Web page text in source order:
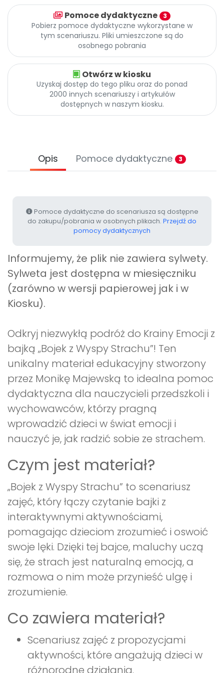
Archiwalne numery
Pomoc
PromocjePomoce dydaktyczne 3
Pobierz pomoce dydaktyczne wykorzystane w
tym scenariuszu. Pliki umieszczone są do
osobnego pobrania
Otwórz w kiosku
Uzyskaj dostęp do tego pliku oraz do ponad
2000 innych scenariuszy i artykułów
dostępnych w naszym kiosku.
Opis Pomoce dydaktyczne 3
Pomoce dydaktyczne do scenariusza są dostępne
do zakupu/pobrania w osobnych plikach. Przejdź do
pomocy dydaktycznych
Informujemy, że plik nie zawiera sylwety.
Sylweta jest dostępna w miesięczniku
(zarówno w wersji papierowej jak i w
Kiosku).
Odkryj niezwykłą podróż do Krainy Emocji z
bajką „Bojek z Wyspy Strachu”! Ten
unikalny materiał edukacyjny stworzony
przez Monikę Majewską to idealna pomoc
dydaktyczna dla nauczycieli przedszkoli i
wychowawców, którzy pragną
wprowadzić dzieci w świat emocji i
nauczyć je, jak radzić sobie ze strachem.
Czym jest materiał?
„Bojek z Wyspy Strachu” to scenariusz
zajęć, który łączy czytanie bajki z
interaktywnymi aktywnościami,
pomagając dzieciom zrozumieć i oswoić
swoje lęki. Dzięki tej bajce, maluchy uczą
się, że strach jest naturalną emocją, a
rozmowa o nim może przynieść ulgę i
zrozumienie.
Co zawiera materiał?
Scenariusz zajęć z propozycjami
aktywności, które angażują dzieci w
różnorodne działania.